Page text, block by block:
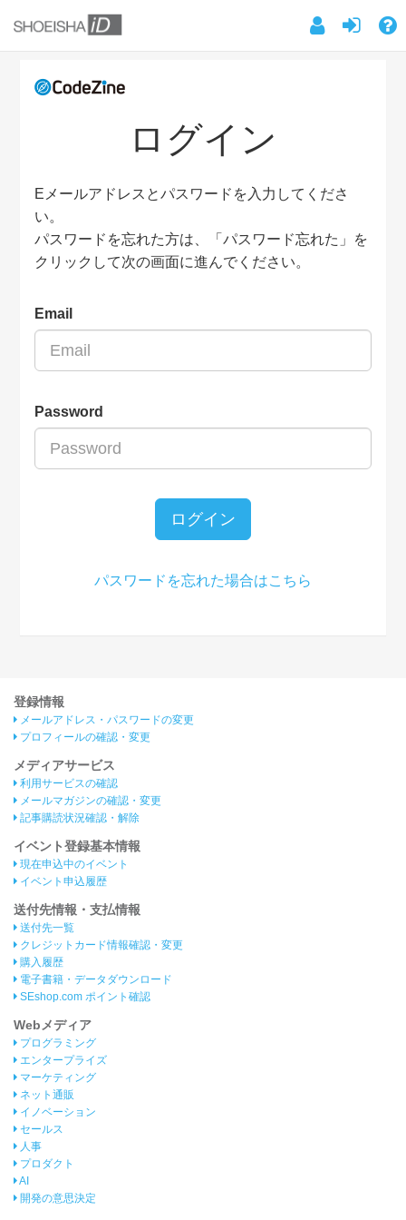
ログイン
Eメールアドレスとパスワードを入力してくださ
い。
パスワードを忘れた方は、「パスワード忘れた」を
クリックして次の画面に進んでください。
Email
Password
ログイン
パスワードを忘れた場合はこちら
登録情報
メールアドレス・パスワードの変更
プロフィールの確認・変更
メディアサービス
利用サービスの確認
メールマガジンの確認・変更
記事購読状況確認・解除
イベント登録基本情報
現在申込中のイベント
イベント申込履歴
送付先情報・支払情報
送付先一覧
クレジットカード情報確認・変更
購入履歴
電子書籍・データダウンロード
SEshop.com ポイント確認
Webメディア
プログラミング
エンタープライズ
マーケティング
ネット通販
イノベーション
セールス
人事
プロダクト
AI
開発の意思決定